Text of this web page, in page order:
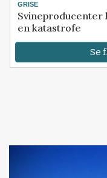
GRISE
Svineproducenter
en katastrofe
Se